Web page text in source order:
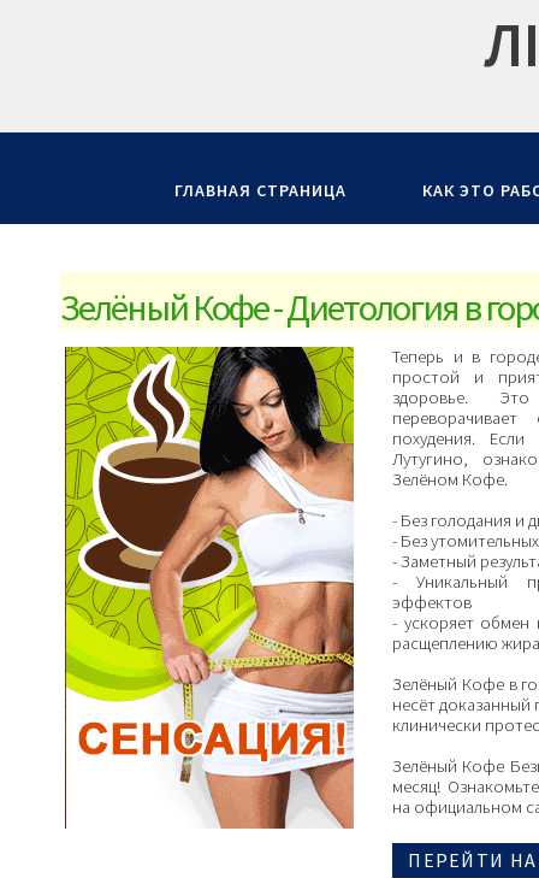
ГЛАВНАЯ СТРАНИЦА КАК ЭТО
Зелёный Кофе - Диетология в
Теперь и в
простой и
здоровье.
похудения.
Лутугино,
Зелёном Кофе.
- Без голодания и
- Без
- Заметный
- Уникальный
эффектов
- ускоряет обмен
расщеплению жира
Зелёный Кофе в
несёт доказанный
клинически
Зелёный Кофе
месяц!
на официальном
ПЕРЕЙТИ